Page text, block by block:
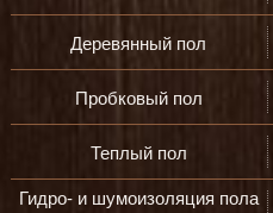
Деревянный пол
Пробковый пол
Теплый пол
Гидро- и шумоизоляция пола